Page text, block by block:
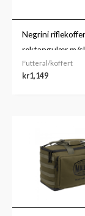
Negrini
rektangulær m/
Futteral/koffert
kr1,149